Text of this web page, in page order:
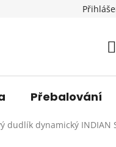
Věrnostní
Přebalování
dudlík dynamický INDIAN